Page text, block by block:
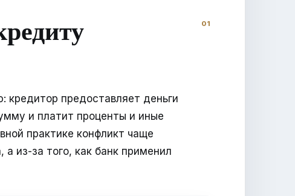
кредитор предоставляет деньги
и платит проценты и иные
практике конфликт чаще
а из-за того, как банк применил